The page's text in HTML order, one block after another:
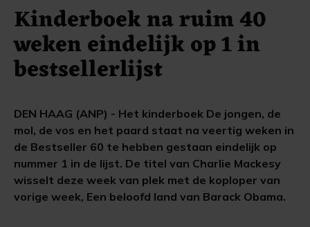
Kinderboek na ruim 40
weken eindelijk op 1 in
bestsellerlijst
DEN HAAG (ANP) - Het kinderboek De jongen, de
mol, de vos en het paard staat na veertig weken in
de Bestseller 60 te hebben gestaan eindelijk op
nummer 1 in de lijst. De titel van Charlie Mackesy
wisselt deze week van plek met de koploper van
vorige week, Een beloofd land van Barack Obama.